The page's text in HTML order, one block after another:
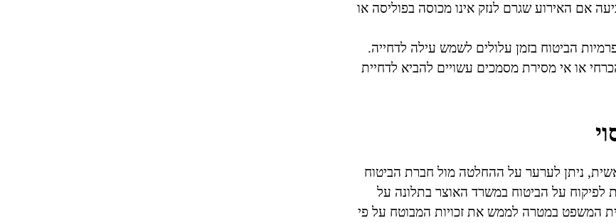
אם האירוע שגרם לנזק אינו מכוסה בפוליסה או
הביטוח בזמן עלולים לשמש עילה לדחייה.
או אי מסירת מסמכים עשויים להביא לדחיית
ניתן לערער על ההחלטה מול חברת הביטוח
לפיקוח על הביטוח במשרד האוצר בתלונה על
המשפט במטרה לממש את זכויות המבוטח על פי